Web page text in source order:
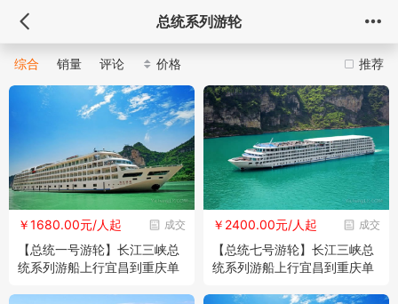
总统系列游轮
推荐
综合 销量 评论 价格
成交
￥1680.00元/人起
【总统一号游轮】长江三峡总
统系列游船上行宜昌到重庆单
成交
￥2400.00元/人起
【总统七号游轮】长江三峡总
统系列游船上行宜昌到重庆单